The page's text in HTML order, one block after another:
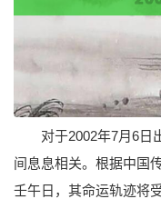
对于2002年7月6日
间息息相关。根据中国
壬午日，其命运轨迹将